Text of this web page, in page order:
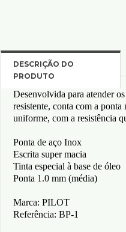
Desenvolvida para atender
resistente, conta com a
uniforme, com a resistência
Ponta de aço Inox
Escrita super macia
Tinta especial à base de óleo
Ponta 1.0 mm (média)
Marca: PILOT
Referência: BP-1